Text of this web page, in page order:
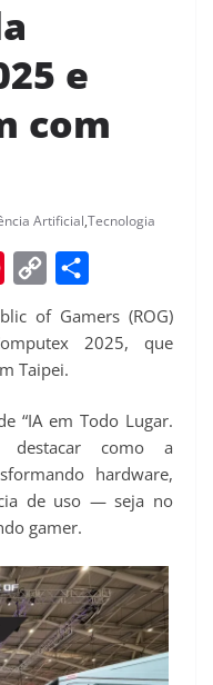
e
com
Artificial,Tecnologia
o
p
L
i
n
k
h
a
e
of Gamers (ROG)
2025, que
Taipei.
“IA em Todo Lugar.
destacar como a
hardware,
de uso — seja no
gamer.